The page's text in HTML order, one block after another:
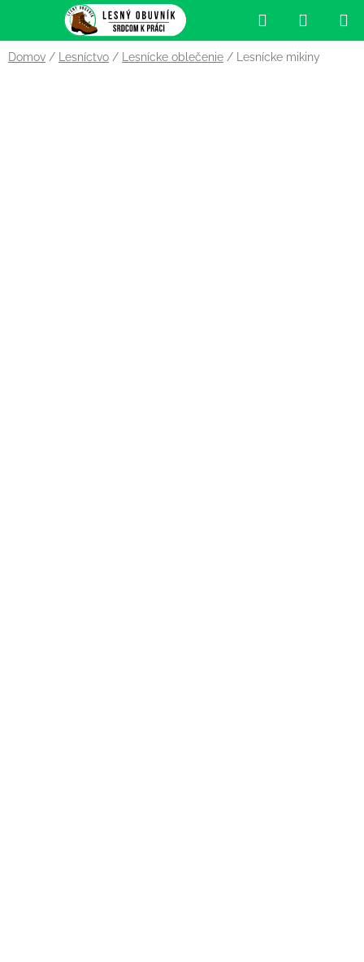
obsah
Hľadať
KOŠÍK
Domov / Lesníctvo / Lesnícke oblečenie / Lesnícke mikiny